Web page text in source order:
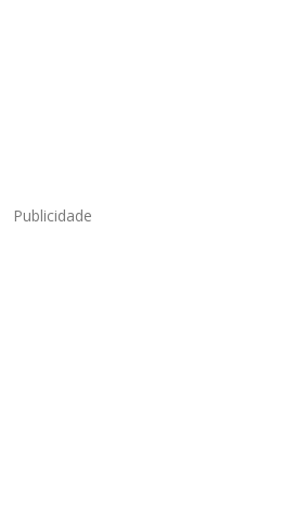
Publicidade